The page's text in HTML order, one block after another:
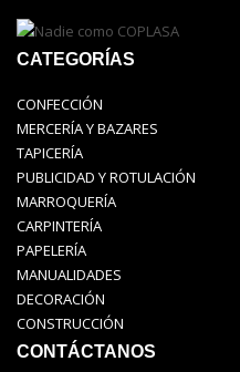
CATEGORÍAS
CONFECCIÓN
MERCERÍA Y BAZARES
TAPICERÍA
PUBLICIDAD Y ROTULACIÓN
MARROQUERÍA
CARPINTERÍA
PAPELERÍA
MANUALIDADES
DECORACIÓN
CONSTRUCCIÓN
CONTÁCTANOS